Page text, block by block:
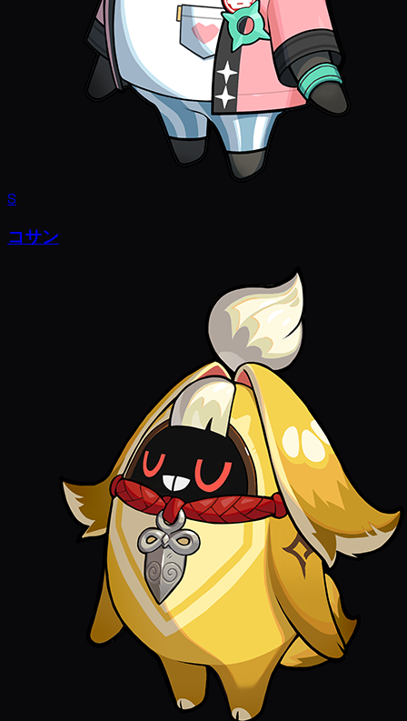
S
コサン